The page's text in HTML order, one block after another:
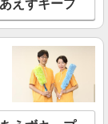
S-T2）
・能力による
の方は時給1400
×21日+残業手
：既定支給
えずキープ